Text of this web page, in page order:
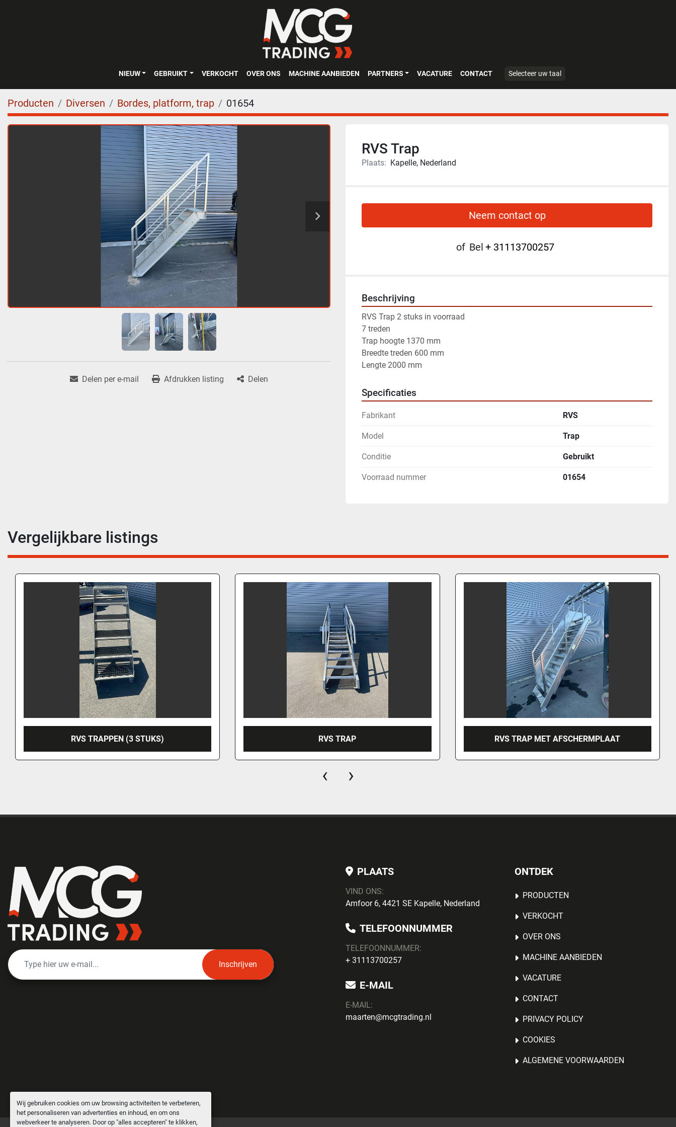
Wij gebruiken cookies om uw browsing activiteiten te verbeteren,
het personaliseren van advertenties en inhoud, en om ons
webverkeer te analyseren. Door op "alles accepteren" te klikken,
NIEUW GEBRUIKT VERKOCHT OVER ONS MACHINE AANBIEDEN PARTNERS VACATURE CONTACT Selecteer uw taal
Producten Diversen Bordes, platform, trap 01654
Delen per e-mail Afdrukken listing Delen
RVS Trap
Plaats: Kapelle, Nederland
Neem contact op
of Bel + 31113700257
Beschrijving
RVS Trap 2 stuks in voorraad
7 treden
Trap hoogte 1370 mm
Breedte treden 600 mm
Lengte 2000 mm
Specificaties
Fabrikant RVS
Model Trap
Conditie Gebruikt
Voorraad nummer 01654
Vergelijkbare listings
RVS TRAPPEN (3 STUKS) RVS TRAP RVS TRAP MET AFSCHERMPLAAT
‹ ›
Inschrijven
PLAATS
VIND ONS:
Amfoor 6, 4421 SE Kapelle, Nederland
TELEFOONNUMMER
TELEFOONNUMMER:
+ 31113700257
E-MAIL
E-MAIL:
maarten@mcgtrading.nl
ONTDEK
PRODUCTEN
VERKOCHT
OVER ONS
MACHINE AANBIEDEN
VACATURE
CONTACT
PRIVACY POLICY
COOKIES
ALGEMENE VOORWAARDEN